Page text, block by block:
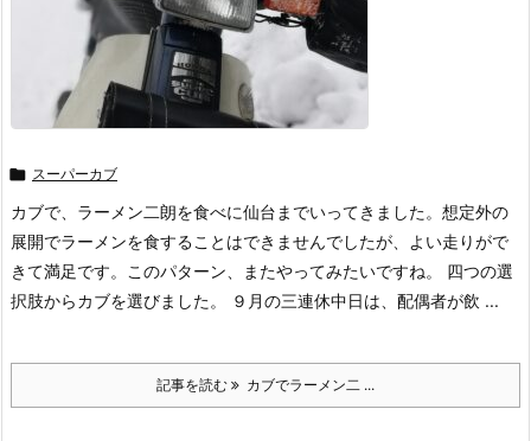
 スーパーカブ
カブで、ラーメン二朗を食べに仙台までいってきました。想定外の
展開でラーメンを食することはできませんでしたが、よい走りがで
きて満足です。このパターン、またやってみたいですね。 四つの選
択肢からカブを選びました。 ９月の三連休中日は、配偶者が飲 ...
記事を読む カブでラーメン二 ...